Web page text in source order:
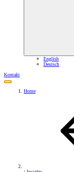
English
Deutsch
Kontakt
Home